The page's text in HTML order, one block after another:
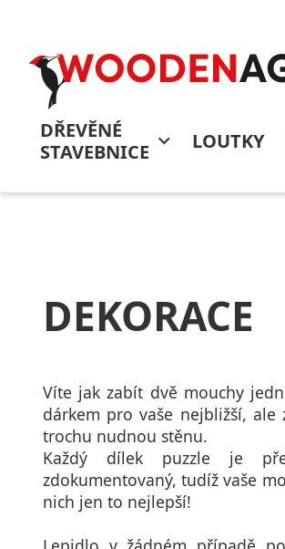
DŘEVĚNÉ
STAVEBNICE
LOUTKY
DEKORACE
Víte jak zabít dvě mouchy
dárkem pro vaše nejbližší,
trochu nudnou stěnu.
Každý dílek puzzle je
zdokumentovaný, tudíž vaše
nich jen to nejlepší!